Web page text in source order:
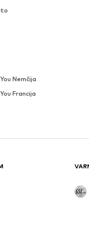
Nemčija
Francija